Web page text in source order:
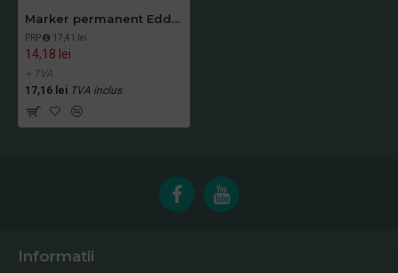
Marker permanent Edding 800, corp aluminiu, varf retezat, 4-12 mm, albastru
PRP 17,41 lei
14,18 lei
+ TVA
17,16 lei TVA inclus
Informatii